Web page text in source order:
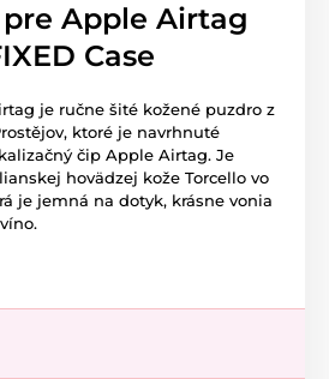
Apple Airtag
Case
je ručne šité kožené puzdro z
ktoré je navrhnuté
čip Apple Airtag. Je
hovädzej kože Torcello vo
je jemná na dotyk, krásne vonia